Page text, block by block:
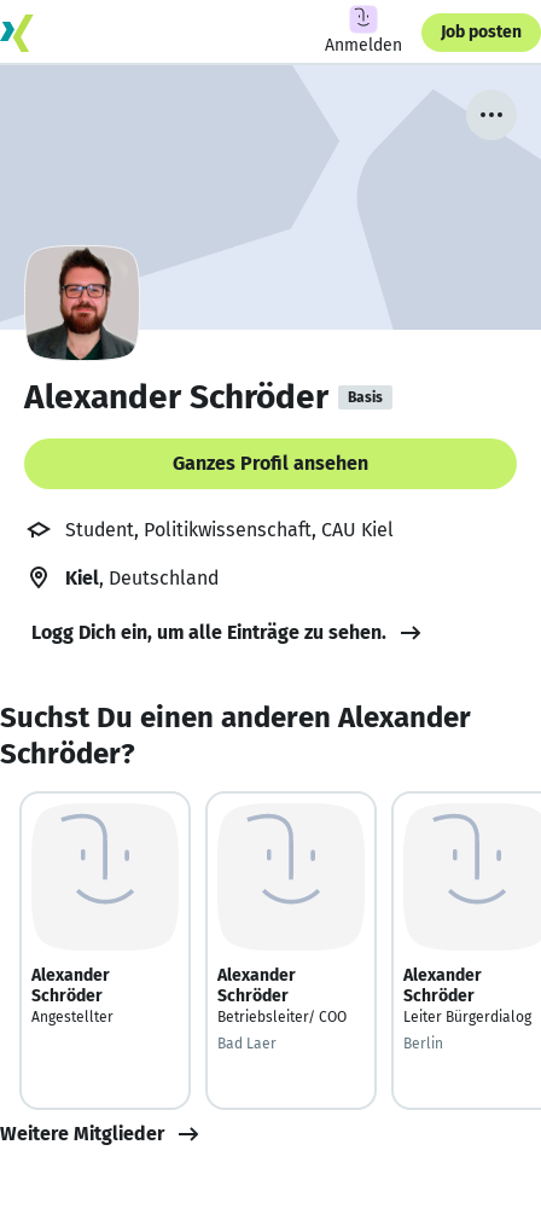
Anmelden
Job posten
Alexander Schröder Basis
Ganzes Profil ansehen
Student, Politikwissenschaft, CAU Kiel
Kiel, Deutschland
Logg Dich ein, um alle Einträge zu sehen.
Suchst Du einen anderen Alexander
Schröder?
Alexander
Schröder
Angestellter
Alexander
Schröder
Betriebsleiter/ COO
Bad Laer
Alexander
Schröder
Leiter Bürgerdialog
Berlin
Weitere Mitglieder